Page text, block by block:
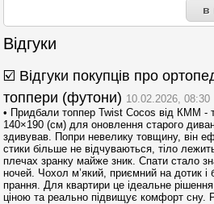
Відгуки
☑️ Відгуки покупців про
топпери (футони) 10.02.2026, 08:30
• Придбали топпер Twist Cocos від КММ -
140×190 (см) для оновлення старого
здивував. Попри невелику товщину, він
стики більше не відчуваються, тіло
плечах зранку майже зник. Спати стало
ночей. Чохол м’який, приємний на дотик і
прання. Для квартири це ідеальне
ціною та реально підвищує комфорт сну.